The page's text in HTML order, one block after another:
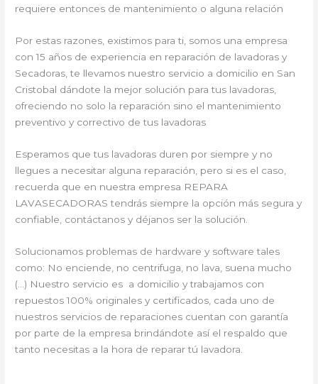
requiere entonces de mantenimiento o alguna relación
Por estas razones, existimos para ti, somos una empresa
con 15 años de experiencia en reparación de lavadoras y
Secadoras, te llevamos nuestro servicio a domicilio en San
Cristobal dándote la mejor solución para tus lavadoras,
ofreciendo no solo la reparación sino el mantenimiento
preventivo y correctivo de tus lavadoras
Esperamos que tus lavadoras duren por siempre y no
llegues a necesitar alguna reparación, pero si es el caso,
recuerda que en nuestra empresa REPARA
LAVASECADORAS tendrás siempre la opción más segura y
confiable, contáctanos y déjanos ser la solución.
Solucionamos problemas de hardware y software tales
como: No enciende, no centrifuga, no lava, suena mucho
(…) Nuestro servicio es a domicilio y trabajamos con
repuestos 100% originales y certificados, cada uno de
nuestros servicios de reparaciones cuentan con garantía
por parte de la empresa brindándote así el respaldo que
tanto necesitas a la hora de reparar tú lavadora.